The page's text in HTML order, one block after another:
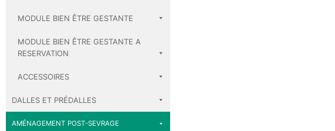
MODULE BIEN ÊTRE GESTANTE
MODULE BIEN ÊTRE GESTANTE A
RESERVATION
ACCESSOIRES
DALLES ET PRÉDALLES
AMÉNAGEMENT POST-SEVRAGE